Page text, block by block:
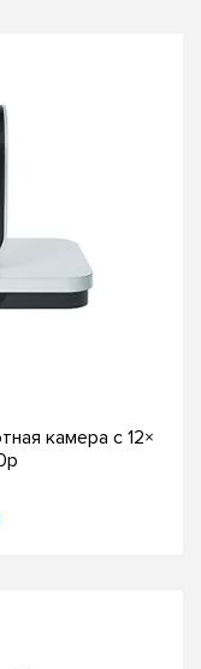
камера с 12×